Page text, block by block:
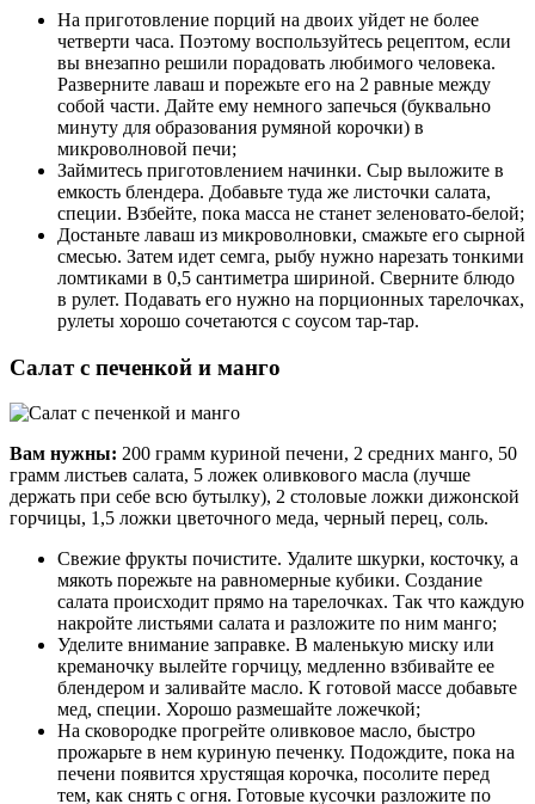
На приготовление порций на двоих уйдет не более
четверти часа. Поэтому воспользуйтесь рецептом, если
вы внезапно решили порадовать любимого человека.
Разверните лаваш и порежьте его на 2 равные между
собой части. Дайте ему немного запечься (буквально
минуту для образования румяной корочки) в
микроволновой печи;
Займитесь приготовлением начинки. Сыр выложите в
емкость блендера. Добавьте туда же листочки салата,
специи. Взбейте, пока масса не станет зеленовато-белой;
Достаньте лаваш из микроволновки, смажьте его сырной
смесью. Затем идет семга, рыбу нужно нарезать тонкими
ломтиками в 0,5 сантиметра шириной. Сверните блюдо
в рулет. Подавать его нужно на порционных тарелочках,
рулеты хорошо сочетаются с соусом тар-тар.
Салат с печенкой и манго
Вам нужны: 200 грамм куриной печени, 2 средних манго, 50
грамм листьев салата, 5 ложек оливкового масла (лучше
держать при себе всю бутылку), 2 столовые ложки дижонской
горчицы, 1,5 ложки цветочного меда, черный перец, соль.
Свежие фрукты почистите. Удалите шкурки, косточку, а
мякоть порежьте на равномерные кубики. Создание
салата происходит прямо на тарелочках. Так что каждую
накройте листьями салата и разложите по ним манго;
Уделите внимание заправке. В маленькую миску или
креманочку вылейте горчицу, медленно взбивайте ее
блендером и заливайте масло. К готовой массе добавьте
мед, специи. Хорошо размешайте ложечкой;
На сковородке прогрейте оливковое масло, быстро
прожарьте в нем куриную печенку. Подождите, пока на
печени появится хрустящая корочка, посолите перед
тем, как снять с огня. Готовые кусочки разложите по